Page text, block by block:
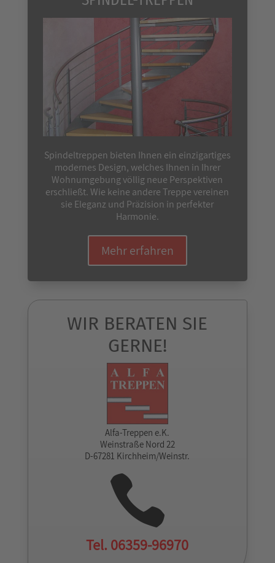
Spindeltreppen bieten Ihnen ein einzigartiges
modernes Design, welches Ihnen in Ihrer
Wohnumgebung völlig neue Perspektiven
erschließt. Wie keine andere Treppe vereinen
sie Eleganz und Präzision in perfekter
Harmonie.
Mehr erfahren
WIR BERATEN SIE
GERNE!
Alfa-Treppen e.K.
Weinstraße Nord 22
D-67281 Kirchheim/Weinstr.

Tel. 06359-96970